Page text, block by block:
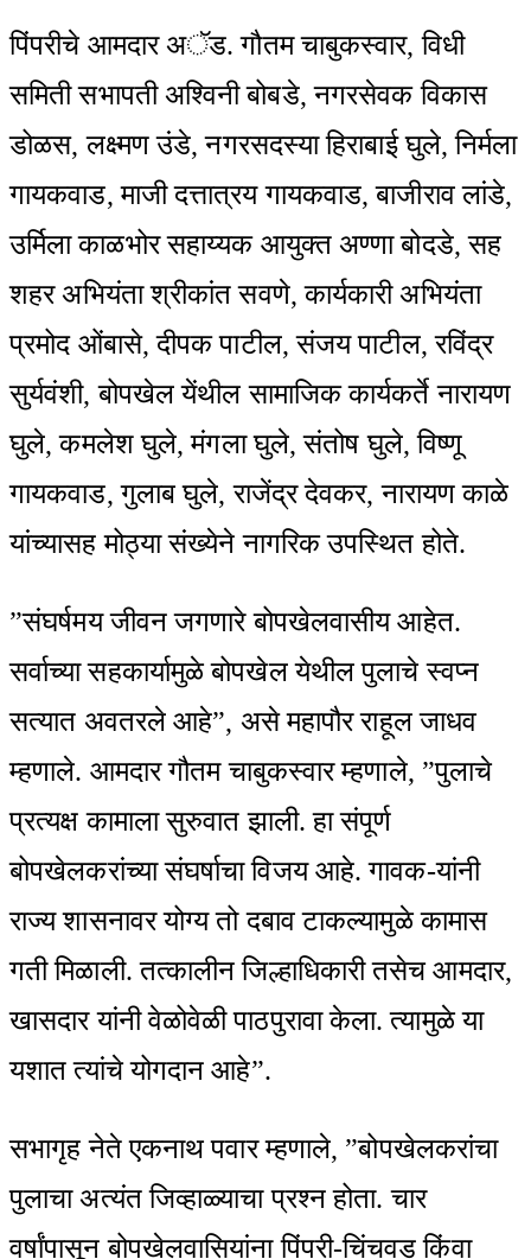
पिंपरीचे आमदार अॅड. गौतम चाबुकस्वार, विधी
समिती सभापती अश्विनी बोबडे, नगरसेवक विकास
डोळस, लक्ष्मण उंडे, नगरसदस्या हिराबाई घुले, निर्मला
गायकवाड, माजी दत्तात्रय गायकवाड, बाजीराव लांडे,
उर्मिला काळभोर सहाय्यक आयुक्त अण्णा बोदडे, सह
शहर अभियंता श्रीकांत सवणे, कार्यकारी अभियंता
प्रमोद ओंबासे, दीपक पाटील, संजय पाटील, रविंद्र
सुर्यवंशी, बोपखेल येंथील सामाजिक कार्यकर्ते नारायण
घुले, कमलेश घुले, मंगला घुले, संतोष घुले, विष्णू
गायकवाड, गुलाब घुले, राजेंद्र देवकर, नारायण काळे
यांच्यासह मोठ्या संख्येने नागरिक उपस्थित होते.
”संघर्षमय जीवन जगणारे बोपखेलवासीय आहेत.
सर्वाच्या सहकार्यामुळे बोपखेल येथील पुलाचे स्वप्न
सत्यात अवतरले आहे”, असे महापौर राहूल जाधव
म्हणाले. आमदार गौतम चाबुकस्वार म्हणाले, ”पुलाचे
प्रत्यक्ष कामाला सुरुवात झाली. हा संपूर्ण
बोपखेलकरांच्या संघर्षाचा विजय आहे. गावक-यांनी
राज्य शासनावर योग्य तो दबाव टाकल्यामुळे कामास
गती मिळाली. तत्कालीन जिल्हाधिकारी तसेच आमदार,
खासदार यांनी वेळोवेळी पाठपुरावा केला. त्यामुळे या
यशात त्यांचे योगदान आहे”.
सभागृह नेते एकनाथ पवार म्हणाले, ”बोपखेलकरांचा
पुलाचा अत्यंत जिव्हाळ्याचा प्रश्न होता. चार
वर्षांपासून बोपखेलवासियांना पिंपरी-चिंचवड किंवा